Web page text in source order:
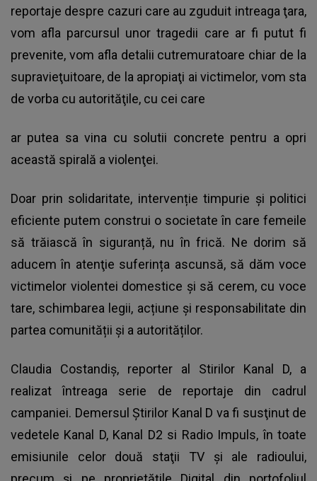
reportaje despre cazuri care au zguduit intreaga ţara,
vom afla parcursul unor tragedii care ar fi putut fi
prevenite, vom afla detalii cutremuratoare chiar de la
supravieţuitoare, de la apropiaţi ai victimelor, vom sta
de vorba cu autorităţile, cu cei care
ar putea sa vina cu solutii concrete pentru a opri
această spirală a violenţei.
Doar prin solidaritate, intervenție timpurie și politici
eficiente putem construi o societate în care femeile
să trăiască în siguranță, nu în frică. Ne dorim să
aducem în atenţie suferința ascunsă, să dăm voce
victimelor violentei domestice și să cerem, cu voce
tare, schimbarea legii, acțiune și responsabilitate din
partea comunității și a autorităților.
Claudia Costandiş, reporter al Stirilor Kanal D, a
realizat întreaga serie de reportaje din cadrul
campaniei. Demersul Ştirilor Kanal D va fi susţinut de
vedetele Kanal D, Kanal D2 si Radio Impuls, în toate
emisiunile celor două staţii TV şi ale radioului,